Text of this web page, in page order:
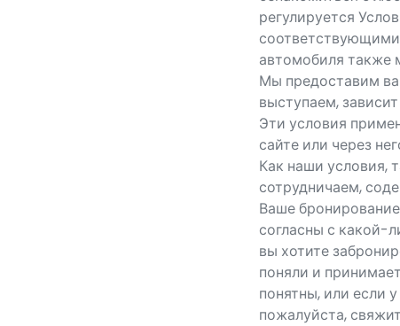
регулируется
автомобиля также
Мы предоставим
выступаем,
Эти условия
сайте или через
Как наши условия,
сотрудничаем,
Ваше
согласны с какой-
вы хотите
поняли и
понятны, или если
пожалуйста,